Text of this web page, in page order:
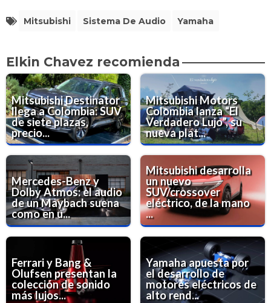
Mitsubishi Sistema De Audio Yamaha
Elkin Chavez recomienda
Mitsubishi Destinator
llega a Colombia: SUV
de siete plazas,
precio...
Mitsubishi Motors
Colombia lanza “El
Verdadero Lujo”, su
nueva plat...
Mercedes-Benz y
Dolby Atmos: el audio
de un Maybach suena
como en u...
Mitsubishi desarrolla
un nuevo
SUV/crossover
eléctrico, de la mano
...
Ferrari y Bang &
Olufsen presentan la
colección de sonido
más lujos...
Yamaha apuesta por
el desarrollo de
motores eléctricos de
alto rend...